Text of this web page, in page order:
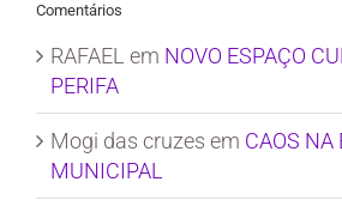
Comentários
RAFAEL em NOVO ESPAÇO
PERIFA
Mogi das cruzes em CAOS NA
MUNICIPAL